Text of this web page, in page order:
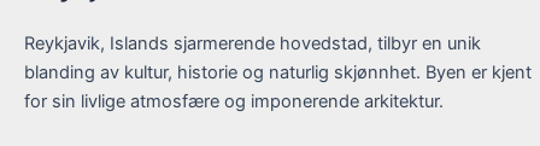
Reykjavik, Islands sjarmerende hovedstad, tilbyr en unik
blanding av kultur, historie og naturlig skjønnhet. Byen er kjent
for sin livlige atmosfære og imponerende arkitektur.